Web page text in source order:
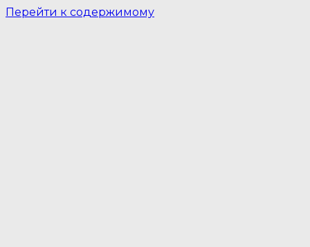
Перейти к содержимому